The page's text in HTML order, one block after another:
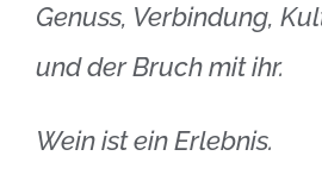
Genuss, Verbindung,
und der Bruch mit ihr.
Wein ist ein Erlebnis.